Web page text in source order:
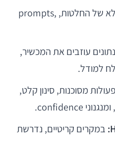
תיעוד מלא של החלטות, prompts,
עוזבים את המכשיר,
למודל.
מסוכנות, סינון קלט,
במקרים קריטיים, נדרשת